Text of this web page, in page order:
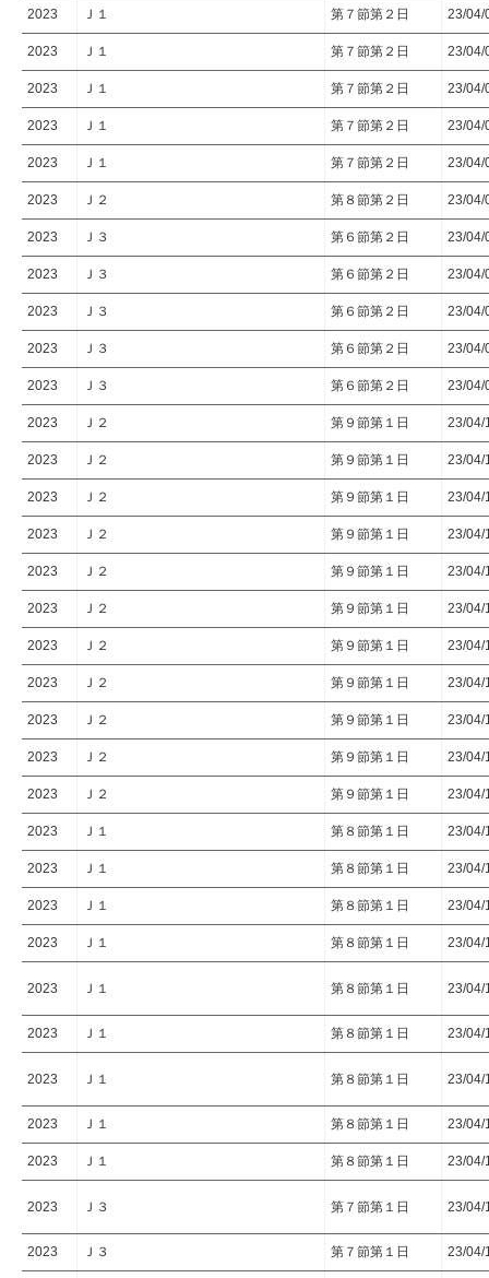
2023 Ｊ１ 第７節第２日 23/04/
2023 Ｊ１ 第７節第２日 23/04/
2023 Ｊ１ 第７節第２日 23/04/
2023 Ｊ１ 第７節第２日 23/04/
2023 Ｊ１ 第７節第２日 23/04/
2023 Ｊ２ 第８節第２日 23/04/
2023 Ｊ３ 第６節第２日 23/04/
2023 Ｊ３ 第６節第２日 23/04/
2023 Ｊ３ 第６節第２日 23/04/
2023 Ｊ３ 第６節第２日 23/04/
2023 Ｊ３ 第６節第２日 23/04/
2023 Ｊ２ 第９節第１日 23/04/
2023 Ｊ２ 第９節第１日 23/04/
2023 Ｊ２ 第９節第１日 23/04/
2023 Ｊ２ 第９節第１日 23/04/
2023 Ｊ２ 第９節第１日 23/04/
2023 Ｊ２ 第９節第１日 23/04/
2023 Ｊ２ 第９節第１日 23/04/
2023 Ｊ２ 第９節第１日 23/04/
2023 Ｊ２ 第９節第１日 23/04/
2023 Ｊ２ 第９節第１日 23/04/
2023 Ｊ２ 第９節第１日 23/04/
2023 Ｊ１ 第８節第１日 23/04/
2023 Ｊ１ 第８節第１日 23/04/
2023 Ｊ１ 第８節第１日 23/04/
2023 Ｊ１ 第８節第１日 23/04/
2023 Ｊ１ 第８節第１日 23/04/
2023 Ｊ１ 第８節第１日 23/04/
2023 Ｊ１ 第８節第１日 23/04/
2023 Ｊ１ 第８節第１日 23/04/
2023 Ｊ１ 第８節第１日 23/04/
2023 Ｊ３ 第７節第１日 23/04/
2023 Ｊ３ 第７節第１日 23/04/